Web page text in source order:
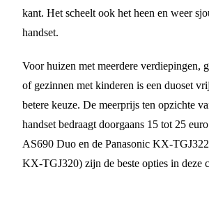
kant. Het scheelt ook het heen en weer
handset.
Voor huizen met meerdere verdiepingen,
of gezinnen met kinderen is een duoset
betere keuze. De meerprijs ten opzichte
handset bedraagt doorgaans 15 tot 25
AS690 Duo en de Panasonic KX-
KX-TGJ320) zijn de beste opties in deze